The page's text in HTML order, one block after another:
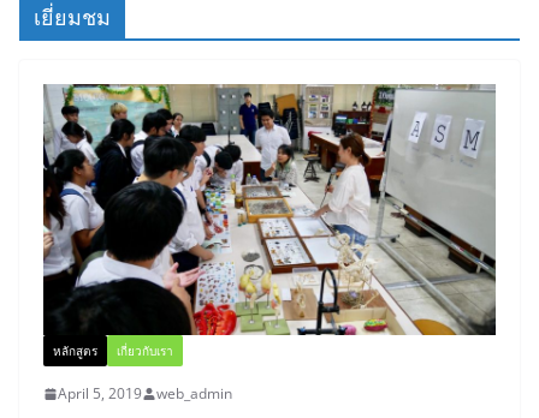
เยี่ยมชม
หลักสูตร เกี่ยวกับเรา
April 5, 2019 web_admin